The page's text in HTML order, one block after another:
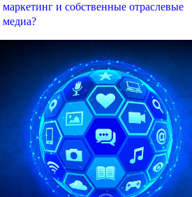
маркетинг и собственные отраслевые
медиа?